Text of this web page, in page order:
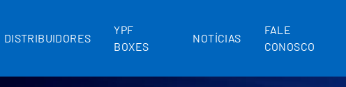
DISTRIBUIDORES
YPF
BOXES
NOTÍCIAS
FALE
CONOSCO